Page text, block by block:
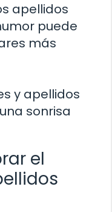
apellidos
puede
más
y apellidos
sonrisa
el